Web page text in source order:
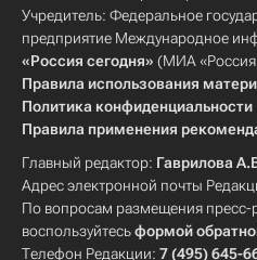
Учредитель: Федеральное
предприятие Международное
«Россия сегодня» (МИА «Россия
Правила использования
Политика конфиденциальности
Правила применения
Главный редактор: Гаврилова
Адрес электронной почты
По вопросам размещения пресс-
воспользуйтесьформой
Телефон Редакции: 7 (495) 645-